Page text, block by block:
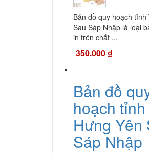
Bản đồ quy hoạch tỉnh
Sau Sáp Nhập là loại
in trên chất ...
350.000 ₫
Bản đồ
hoạch tỉnh
Hưng Yên
Sáp Nhập